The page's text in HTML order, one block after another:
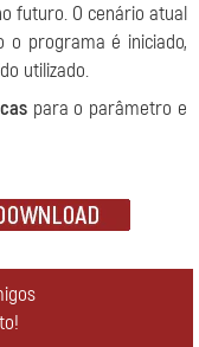
futuro. O cenário atual
o programa é iniciado,
utilizado.
para o parâmetro e